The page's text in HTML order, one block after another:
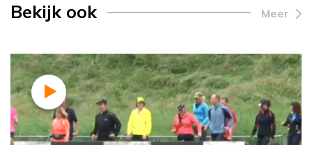
Bekijk ook Meer